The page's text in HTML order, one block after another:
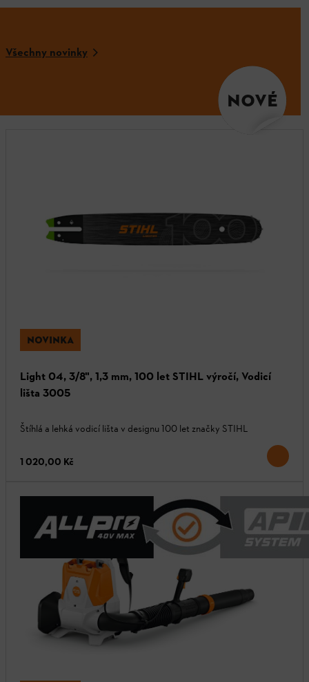
Všechny novinky
NOVÉ
NOVINKA
Light 04, 3/8", 1,3 mm, 100 let STIHL výročí, Vodicí
lišta 3005
Štíhlá a lehká vodicí lišta v designu 100 let značky STIHL
1 020,00 Kč